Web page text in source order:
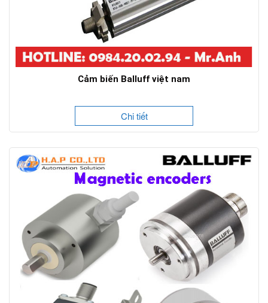
Cảm biến Balluff việt nam
Chi tiết